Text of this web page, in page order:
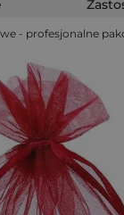
- profesjonalne